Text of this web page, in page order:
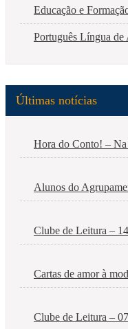
Educação e
Português Língua
Últimas notícias
Hora do Conto! –
Alunos do
Clube de Leitura –
Cartas de amor à
Clube de Leitura –